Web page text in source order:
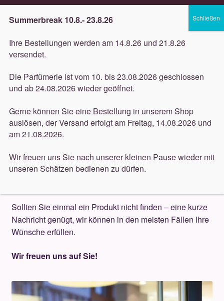
5 gratis Proben bei jeder Bestellung
Navigation
springen
Inhalt
springen
Düfte
öffnen
öffnen
Dekorative
Accessoires
öffnen
Neuigkeiten
Über uns
Kontakt
.
Start Kontakt
Kontakt
Schreiben Sie uns oder gerne beraten wir Sie
Sollten Sie einmal ein Produkt nicht finden – eine kurze
Nachricht genügt, wir können in den meisten Fällen Ihre
Wünsche erfüllen.
Wir freuen uns auf Sie!
Summerbreak 10.8.- 23.8.26
Ihre Bestellungen werden am 14.8.26 und 21.8.26
versendet.
Die Parfümerie ist vom 10. bis 23.08.2026 geschlossen
und ab 24.08.2026 wieder geöffnet.
Gerne können Sie eine Bestellung in unserem Shop
auslösen, der Versand erfolgt am Freitag, 14.08.2026 und
am 21.08.2026.
Wir freuen uns Sie nach unserer kleinen Pause wieder mit
unseren Schätzen bedienen zu dürfen.